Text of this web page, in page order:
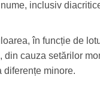
inclusiv
în funcție de
cauza setărilor
diferențe minore.